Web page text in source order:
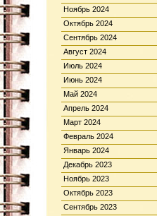
Ноябрь 2024
Октябрь 2024
Сентябрь 2024
Август 2024
Июль 2024
Июнь 2024
Май 2024
Апрель 2024
Март 2024
Февраль 2024
Январь 2024
Декабрь 2023
Ноябрь 2023
Октябрь 2023
Сентябрь 2023